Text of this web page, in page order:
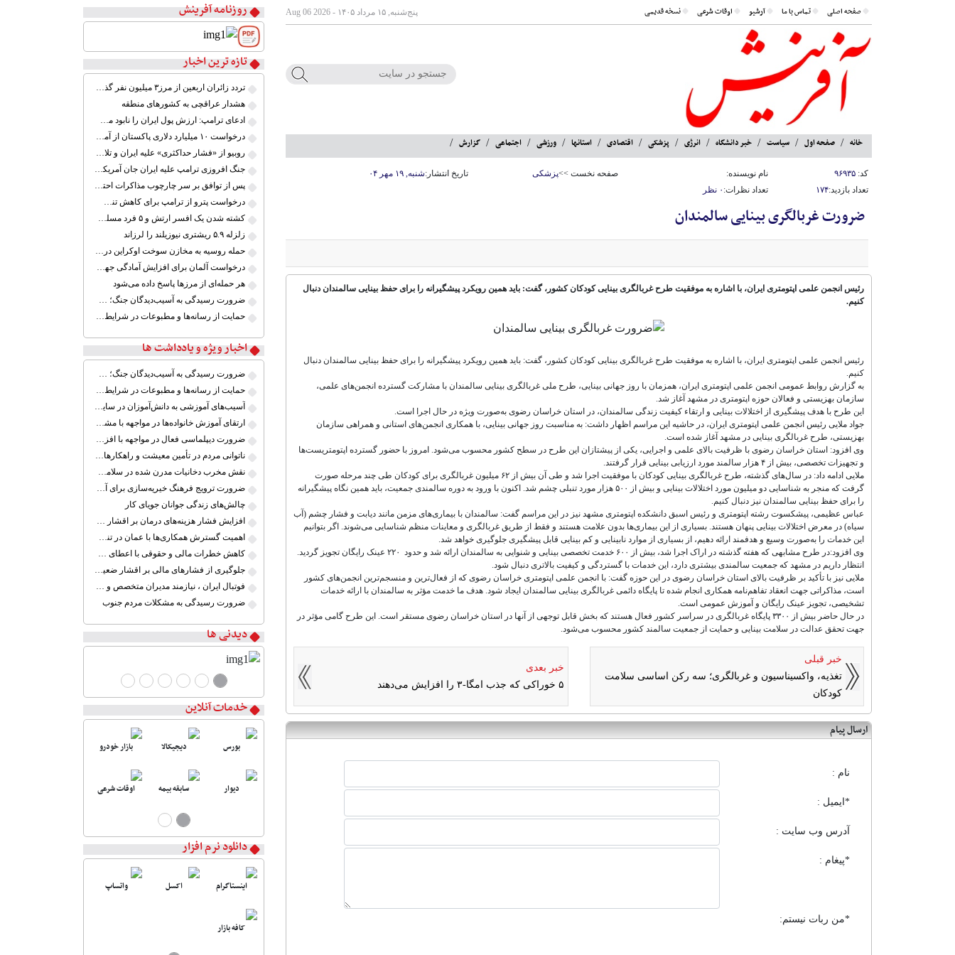
صفحه اصلی تماس با ما آرشیو اوقات شرعی نسخه قدیمی پنج‌شنبه, ۱۵ مرداد ۱۴۰۵ - Aug 06 2026
خانه صفحه اول سیاست خبر دانشگاه انرژی پزشکی اقتصادی استانها ورزشی اجتماعی گزارش
کد: نام نویسنده: صفحه نخست >>پزشکی تاریخ انتشار:شنبه, ۱۹ مهر ۰۴
تعداد بازدید:۱۷۴ تعداد نظرات: ۰ نظر
ضرورت غربالگری بینایی سالمندان
رئیس انجمن علمی اپتومتری ایران، با اشاره به موفقیت طرح غربالگری بینایی کودکان کشور، گفت: باید همین رویکرد پیشگیرانه را برای حفظ بینایی سالمندان دنبال
کنیم.
رئیس انجمن علمی اپتومتری ایران، با اشاره به موفقیت طرح غربالگری بینایی کودکان کشور، گفت: باید همین رویکرد پیشگیرانه را برای حفظ بینایی سالمندان دنبال
کنیم.
به گزارش روابط عمومی انجمن علمی اپتومتری ایران، همزمان با روز جهانی بینایی، طرح ملی غربالگری بینایی سالمندان با مشارکت گسترده انجمن‌های علمی،
سازمان بهزیستی و فعالان حوزه اپتومتری در مشهد آغاز شد.
این طرح با هدف پیشگیری از اختلالات بینایی و ارتقاء کیفیت زندگی سالمندان، در استان خراسان رضوی به‌صورت ویژه در حال اجرا است.
جواد ملایی رئیس انجمن علمی اپتومتری ایران، در حاشیه این مراسم اظهار داشت: به مناسبت روز جهانی بینایی، با همکاری انجمن‌های استانی و همراهی سازمان
بهزیستی، طرح غربالگری بینایی در مشهد آغاز شده است.
وی افزود: استان خراسان رضوی با ظرفیت بالای علمی و اجرایی، یکی از پیشتازان این طرح در سطح کشور محسوب می‌شود. امروز با حضور گسترده اپتومتریست‌ها
و تجهیزات تخصصی، بیش از ۴ هزار سالمند مورد ارزیابی بینایی قرار گرفتند.
ملایی ادامه داد: در سال‌های گذشته، طرح غربالگری بینایی کودکان با موفقیت اجرا شد و طی آن بیش از ۶۲ میلیون غربالگری برای کودکان طی چند مرحله صورت
گرفت که منجر به شناسایی دو میلیون مورد اختلالات بینایی و بیش از ۵۰۰ هزار مورد تنبلی چشم شد. اکنون با ورود به دوره سالمندی جمعیت، باید همین نگاه پیشگیرانه
را برای حفظ بینایی سالمندان نیز دنبال کنیم.
عباس عظیمی، پیشکسوت رشته اپتومتری و رئیس اسبق دانشکده اپتومتری مشهد نیز در این مراسم گفت: سالمندان با بیماری‌های مزمن مانند دیابت و فشار چشم (آب
سیاه) در معرض اختلالات بینایی پنهان هستند. بسیاری از این بیماری‌ها بدون علامت هستند و فقط از طریق غربالگری و معاینات منظم شناسایی می‌شوند. اگر بتوانیم
این خدمات را به‌صورت وسیع و هدفمند ارائه دهیم، از بسیاری از موارد نابینایی و کم بینایی قابل پیشگیری جلوگیری خواهد شد.
وی افزود:در طرح مشابهی که هفته گذشته در اراک اجرا شد، بیش از ۶۰۰ خدمت تخصصی بینایی و شنوایی به سالمندان ارائه شد و حدود ۲۲۰ عینک رایگان تجویز گردید.
انتظار داریم در مشهد که جمعیت سالمندی بیشتری دارد، این خدمات با گستردگی و کیفیت بالاتری دنبال شود.
ملایی نیز با تأکید بر ظرفیت بالای استان خراسان رضوی در این حوزه گفت: با انجمن علمی اپتومتری خراسان رضوی که از فعال‌ترین و منسجم‌ترین انجمن‌های کشور
است، مذاکراتی جهت انعقاد تفاهم‌نامه همکاری انجام شده تا پایگاه دائمی غربالگری بینایی سالمندان ایجاد شود. هدف ما خدمت مؤثر به سالمندان با ارائه خدمات
تشخیصی، تجویز عینک رایگان و آموزش عمومی است.
در حال حاضر بیش از ۳۳۰۰ پایگاه غربالگری در سراسر کشور فعال هستند که بخش قابل توجهی از آنها در استان خراسان رضوی مستقر است. این طرح گامی مؤثر در
جهت تحقق عدالت در سلامت بینایی و حمایت از جمعیت سالمند کشور محسوب می‌شود.
خبر قبلی
تغذیه، واکسیناسیون و غربالگری؛ سه رکن اساسی سلامت
کودکان
خبر بعدی
۵ خوراکی که جذب امگا-۳ را افزایش می‌دهند
ارسال پیام
نام :
*ایمیل :
آدرس وب سایت :
*پیغام :
*من ربات نیستم:
روزنامه آفرینش
۱
۴
۵
۶
۷
۸
تازه ترین اخبار
تردد زائران اربعین از مرز۳ میلیون نفر گذشت
هشدار عراقچی به کشورهای منطقه
ادعای ترامپ: ارزش پول ایران را نابود می‌کنم
درخواست ۱۰ میلیارد دلاری پاکستان از آمریکا در ازای میانجی‌گری در مذاکرات ایران
روبیو از «فشار حداکثری» علیه ایران و تلاش برای توافق سخن گفت
جنگ افروزی ترامپ علیه ایران جان آمریکایی‌ها را به خطر می‌اندازد
پس از توافق بر سر چارچوب مذاکرات احتمالی، حمله به ایران را لغو کردم
درخواست پترو از ترامپ برای کاهش تنش با کوبا؛ «اکنون زمان گفت‌وگو است»
کشته شدن یک افسر ارتش و ۵ فرد مسلح در پاکستان
زلزله ۵.۹ ریشتری نیوزیلند را لرزاند
حمله روسیه به مخازن سوخت اوکراین در بندر اودسا
درخواست آلمان برای افزایش آمادگی جهت حفاظت از مرزهای اتحادیه اروپا
هر حمله‌ای از مرزها پاسخ داده می‌شود
ضرورت رسیدگی به آسیب‌دیدگان جنگ؛ حمایت از کارگران و خانواده‌ها
حمایت از رسانه‌ها و مطبوعات در شرایط جنگی
اخبار ویژه و یادداشت ها
ضرورت رسیدگی به آسیب‌دیدگان جنگ؛ حمایت از کارگران و خانواده‌ها
حمایت از رسانه‌ها و مطبوعات در شرایط جنگی
آسیب‌های آموزشی به دانش‌آموزان در سایه ابهام بازگشایی مدارس
ارتقای آموزش خانواده‌ها در مواجهه با مشکلات خاص
ضرورت دیپلماسی فعال در مواجهه با افزایش تنش‌های نظامی میان ایران و آمریکا
ناتوانی مردم در تأمین معیشت و راهکارهای کم اثر
نقش مخرب دخانیات مدرن شده در سلامت جوانان
ضرورت ترویج فرهنگ خیریه‌سازی برای آموزش کودکان کم برخوردار ایران
چالش‌های زندگی جوانان جویای کار
افزایش فشار هزینه‌های درمان بر اقشار ضعیف
اهمیت گسترش همکاری‌ها با عمان در تنگه هرمز
کاهش خطرات مالی و حقوقی با اعطای گواهینامه موتور سیکلت
جلوگیری از فشارهای مالی بر اقشار ضعیف جامعه ایران در شرایط بحرانی
فوتبال ایران ، نیازمند مدیران متخصص و آینده نگر
ضرورت رسیدگی به مشکلات مردم جنوب
دیدنی ها
خدمات آنلاین
بورس دیجیکالا بازار خودرو
دیوار سابقه بیمه اوقات شرعی
دانلود نرم افزار
اینستاگرام اکسل واتساپ
کافه بازار